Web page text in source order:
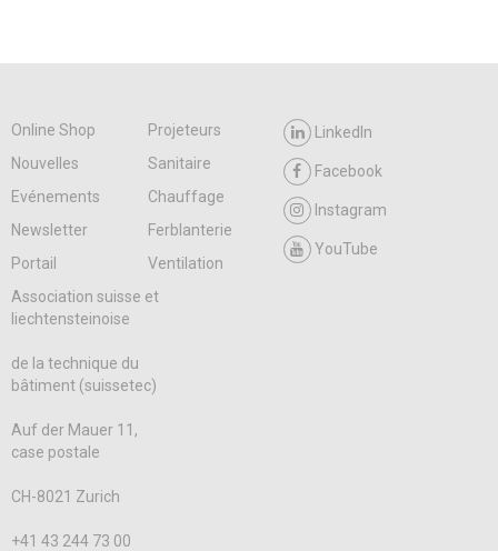
Online Shop
Projeteurs
Nouvelles
Sanitaire
Evénements
Chauffage
Newsletter
Ferblanterie
Portail
Ventilation
LinkedIn
Facebook
Instagram
YouTube
Association suisse et
liechtensteinoise
de la technique du
bâtiment (suissetec)
Auf der Mauer 11,
case postale
CH-8021 Zurich
+41 43 244 73 00